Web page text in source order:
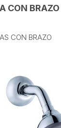
CON
CON BRAZO